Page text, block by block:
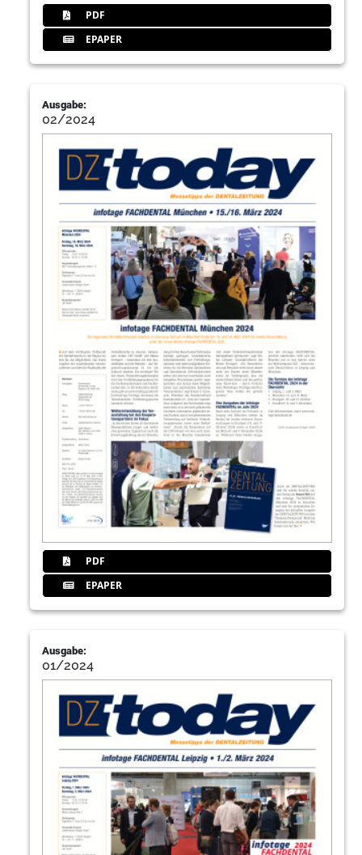
PDF
EPAPER
Ausgabe:
02/2024
PDF
EPAPER
Ausgabe:
01/2024